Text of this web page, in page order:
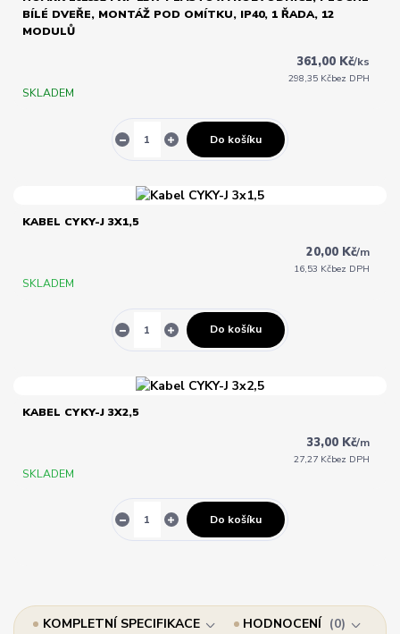
BÍLÉ DVEŘE, MONTÁŽ POD OMÍTKU, IP40, 1 ŘADA, 12
MODULŮ
361,00 Kč/ks
298,35 Kčbez DPH
SKLADEM
Do košíku
KABEL CYKY-J 3X1,5
20,00 Kč/m
16,53 Kčbez DPH
SKLADEM
Do košíku
KABEL CYKY-J 3X2,5
33,00 Kč/m
27,27 Kčbez DPH
SKLADEM
Do košíku
KOMPLETNÍ SPECIFIKACE HODNOCENÍ
0